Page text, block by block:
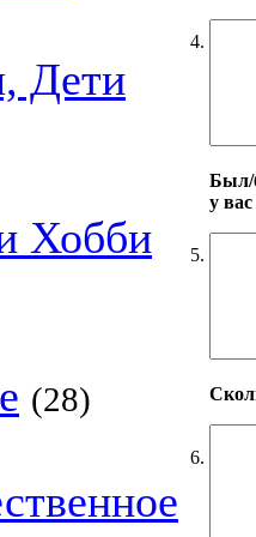
Дети
Хобби
(28)
4.
5.
Был/
у
6.